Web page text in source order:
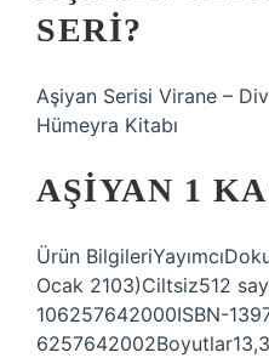
SERI?
Aşiyan Serisi Virane –
Hümeyra Kitabı
AŞIYAN 1
Ürün
Ocak 2103)Ciltsiz‎512
10‎6257642000ISBN-